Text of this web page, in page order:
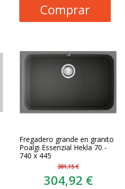
Comprar
Fregadero grande en granito
Poalgi Essenzial Hekla 70 -
740 x 445
381,15 €
304,92 €